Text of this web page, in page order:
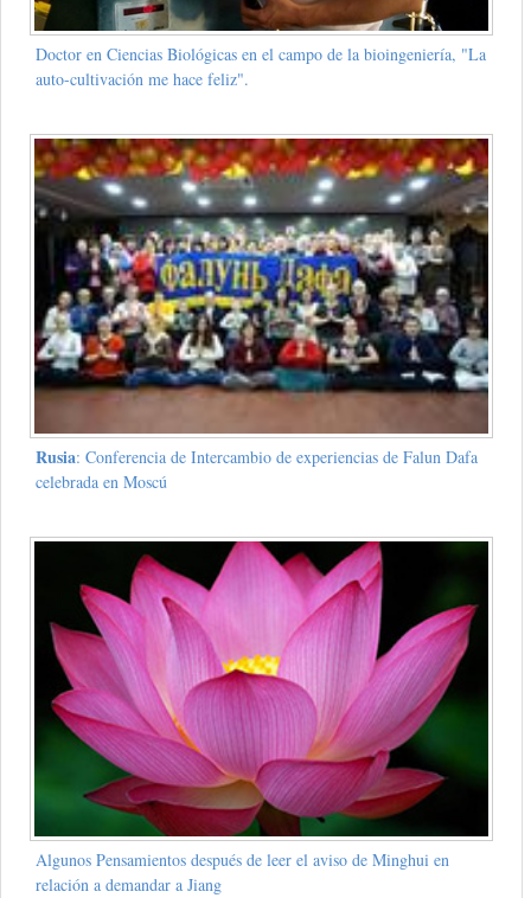
Doctor en Ciencias Biológicas en el campo de la bioingeniería, "La
auto-cultivación me hace feliz".
Rusia: Conferencia de Intercambio de experiencias de Falun Dafa
celebrada en Moscú
Algunos Pensamientos después de leer el aviso de Minghui en
relación a demandar a Jiang